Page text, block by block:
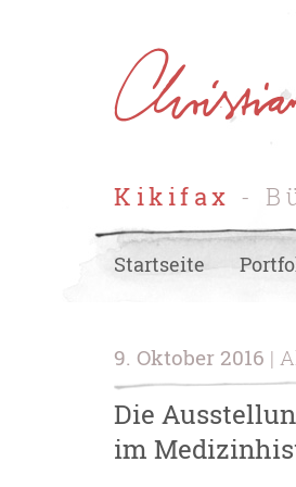
Kikifax -
Startseite
9. Oktober 2016 |
Die
im